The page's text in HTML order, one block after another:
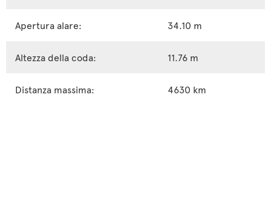
Apertura alare: 34.10 m
Altezza della coda: 11.76 m
Distanza massima: 4630 km